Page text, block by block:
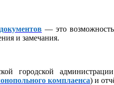
— это
и замечания.
городской
комплаенса) и